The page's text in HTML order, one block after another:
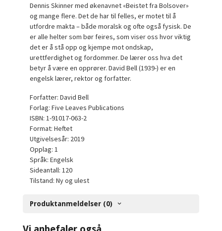
Dennis Skinner med økenavnet «Beistet fra Bolsover»
og mange flere. Det de har til felles, er motet til å
utfordre makta – både moralsk og ofte også fysisk. De
er alle helter som bør feires, som viser oss hvor viktig
det er å stå opp og kjempe mot ondskap,
urettferdighet og fordommer. De lærer oss hva det
betyr å være en opprører. David Bell (1939-) er en
engelsk lærer, rektor og forfatter.
Forfatter: David Bell
Forlag: Five Leaves Publications
ISBN: 1-91017-063-2
Format: Heftet
Utgivelsesår: 2019
Opplag: 1
Språk: Engelsk
Sideantall: 120
Tilstand: Ny og ulest
Produktanmeldelser (0)